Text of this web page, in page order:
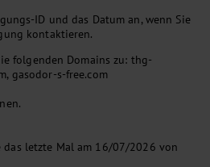
ID und das Datum an, wenn Sie
kontaktieren.
folgenden Domains zu: thg-
gasodor-s-free.com
das letzte Mal am 16/07/2026 von